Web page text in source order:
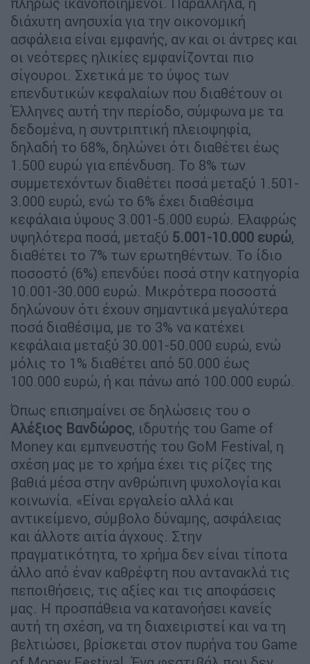
διάχυτη ανησυχία για την οικονομική
ασφάλεια είναι εμφανής, αν και οι άντρες και
οι νεότερες ηλικίες εμφανίζονται πιο
σίγουροι. Σχετικά με το ύψος των
επενδυτικών κεφαλαίων που διαθέτουν οι
Έλληνες αυτή την περίοδο, σύμφωνα με τα
δεδομένα, η συντριπτική πλειοψηφία,
δηλαδή το 68%, δηλώνει ότι διαθέτει έως
1.500 ευρώ για επένδυση. Το 8% των
συμμετεχόντων διαθέτει ποσά μεταξύ 1.501-
3.000 ευρώ, ενώ το 6% έχει διαθέσιμα
κεφάλαια ύψους 3.001-5.000 ευρώ. Ελαφρώς
υψηλότερα ποσά, μεταξύ 5.001-10.000 ευρώ,
διαθέτει το 7% των ερωτηθέντων. Το ίδιο
ποσοστό (6%) επενδύει ποσά στην κατηγορία
10.001-30.000 ευρώ. Μικρότερα ποσοστά
δηλώνουν ότι έχουν σημαντικά μεγαλύτερα
ποσά διαθέσιμα, με το 3% να κατέχει
κεφάλαια μεταξύ 30.001-50.000 ευρώ, ενώ
μόλις το 1% διαθέτει από 50.000 έως
100.000 ευρώ, ή και πάνω από 100.000 ευρώ.
Όπως επισημαίνει σε δηλώσεις του ο
Αλέξιος Βανδώρος, ιδρυτής του Game of
Money και εμπνευστής του GoM Festival, η
σχέση μας με το χρήμα έχει τις ρίζες της
βαθιά μέσα στην ανθρώπινη ψυχολογία και
κοινωνία. «Είναι εργαλείο αλλά και
αντικείμενο, σύμβολο δύναμης, ασφάλειας
και άλλοτε αιτία άγχους. Στην
πραγματικότητα, το χρήμα δεν είναι τίποτα
άλλο από έναν καθρέφτη που αντανακλά τις
πεποιθήσεις, τις αξίες και τις αποφάσεις
μας. Η προσπάθεια να κατανοήσει κανείς
αυτή τη σχέση, να τη διαχειριστεί και να τη
βελτιώσει, βρίσκεται στον πυρήνα του Game